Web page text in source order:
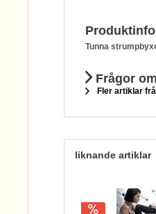
Tunna
Frågor
Fler artiklar
liknande artiklar